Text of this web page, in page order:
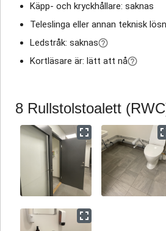
Käpp- och kryckhållare: saknas
Teleslinga eller annan teknisk
Ledstråk: saknas
Kortläsare är: lätt att nå
8 Rullstolstoalett